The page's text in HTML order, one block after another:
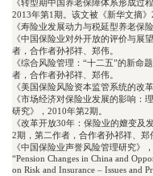
《转型期中国养老保障体系形成过
2013年第1期。该文被《新华文摘》
《寿险业发展动力与税延型养老保
《中国保险业对外开放的评价与展
者，合作者孙祁祥、郑伟。
《综合风险管理：“十二五”的新命
者，合作者孙祁祥、郑伟。
《美国保险风险资本监管系统的改
《市场经济对保险业发展的影响：
研究》，2010年第2期。
《改革开放30年：保险业的嬗变及
2期，第二作者，合作者孙祁祥、郑
《中国保险业声誉风险管理研究》
“Pension Changes in China and
on Risk and Insurance – Issues and